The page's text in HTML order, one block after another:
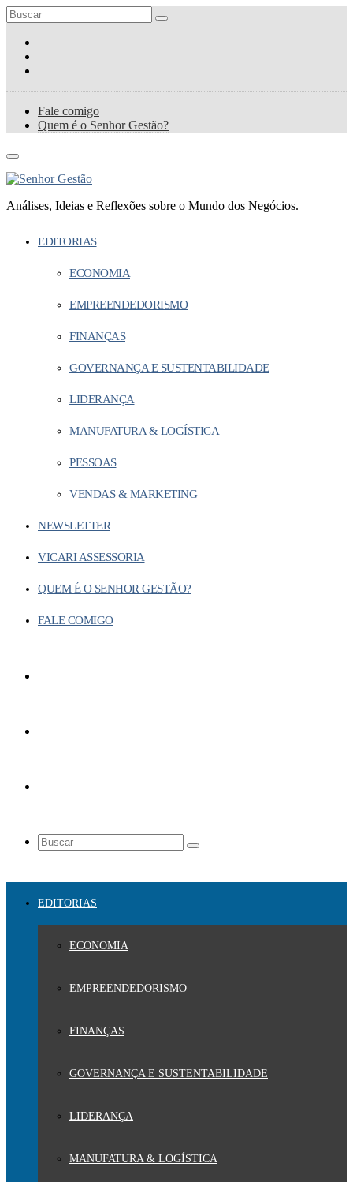
Fale comigo
Quem é o Senhor Gestão?
Análises, Ideias e Reflexões sobre o Mundo dos Negócios.
EDITORIAS
ECONOMIA
EMPREENDEDORISMO
FINANÇAS
GOVERNANÇA E SUSTENTABILIDADE
LIDERANÇA
MANUFATURA & LOGÍSTICA
PESSOAS
VENDAS & MARKETING
NEWSLETTER
VICARI ASSESSORIA
QUEM É O SENHOR GESTÃO?
FALE COMIGO
EDITORIAS
ECONOMIA
EMPREENDEDORISMO
FINANÇAS
GOVERNANÇA E SUSTENTABILIDADE
LIDERANÇA
MANUFATURA & LOGÍSTICA